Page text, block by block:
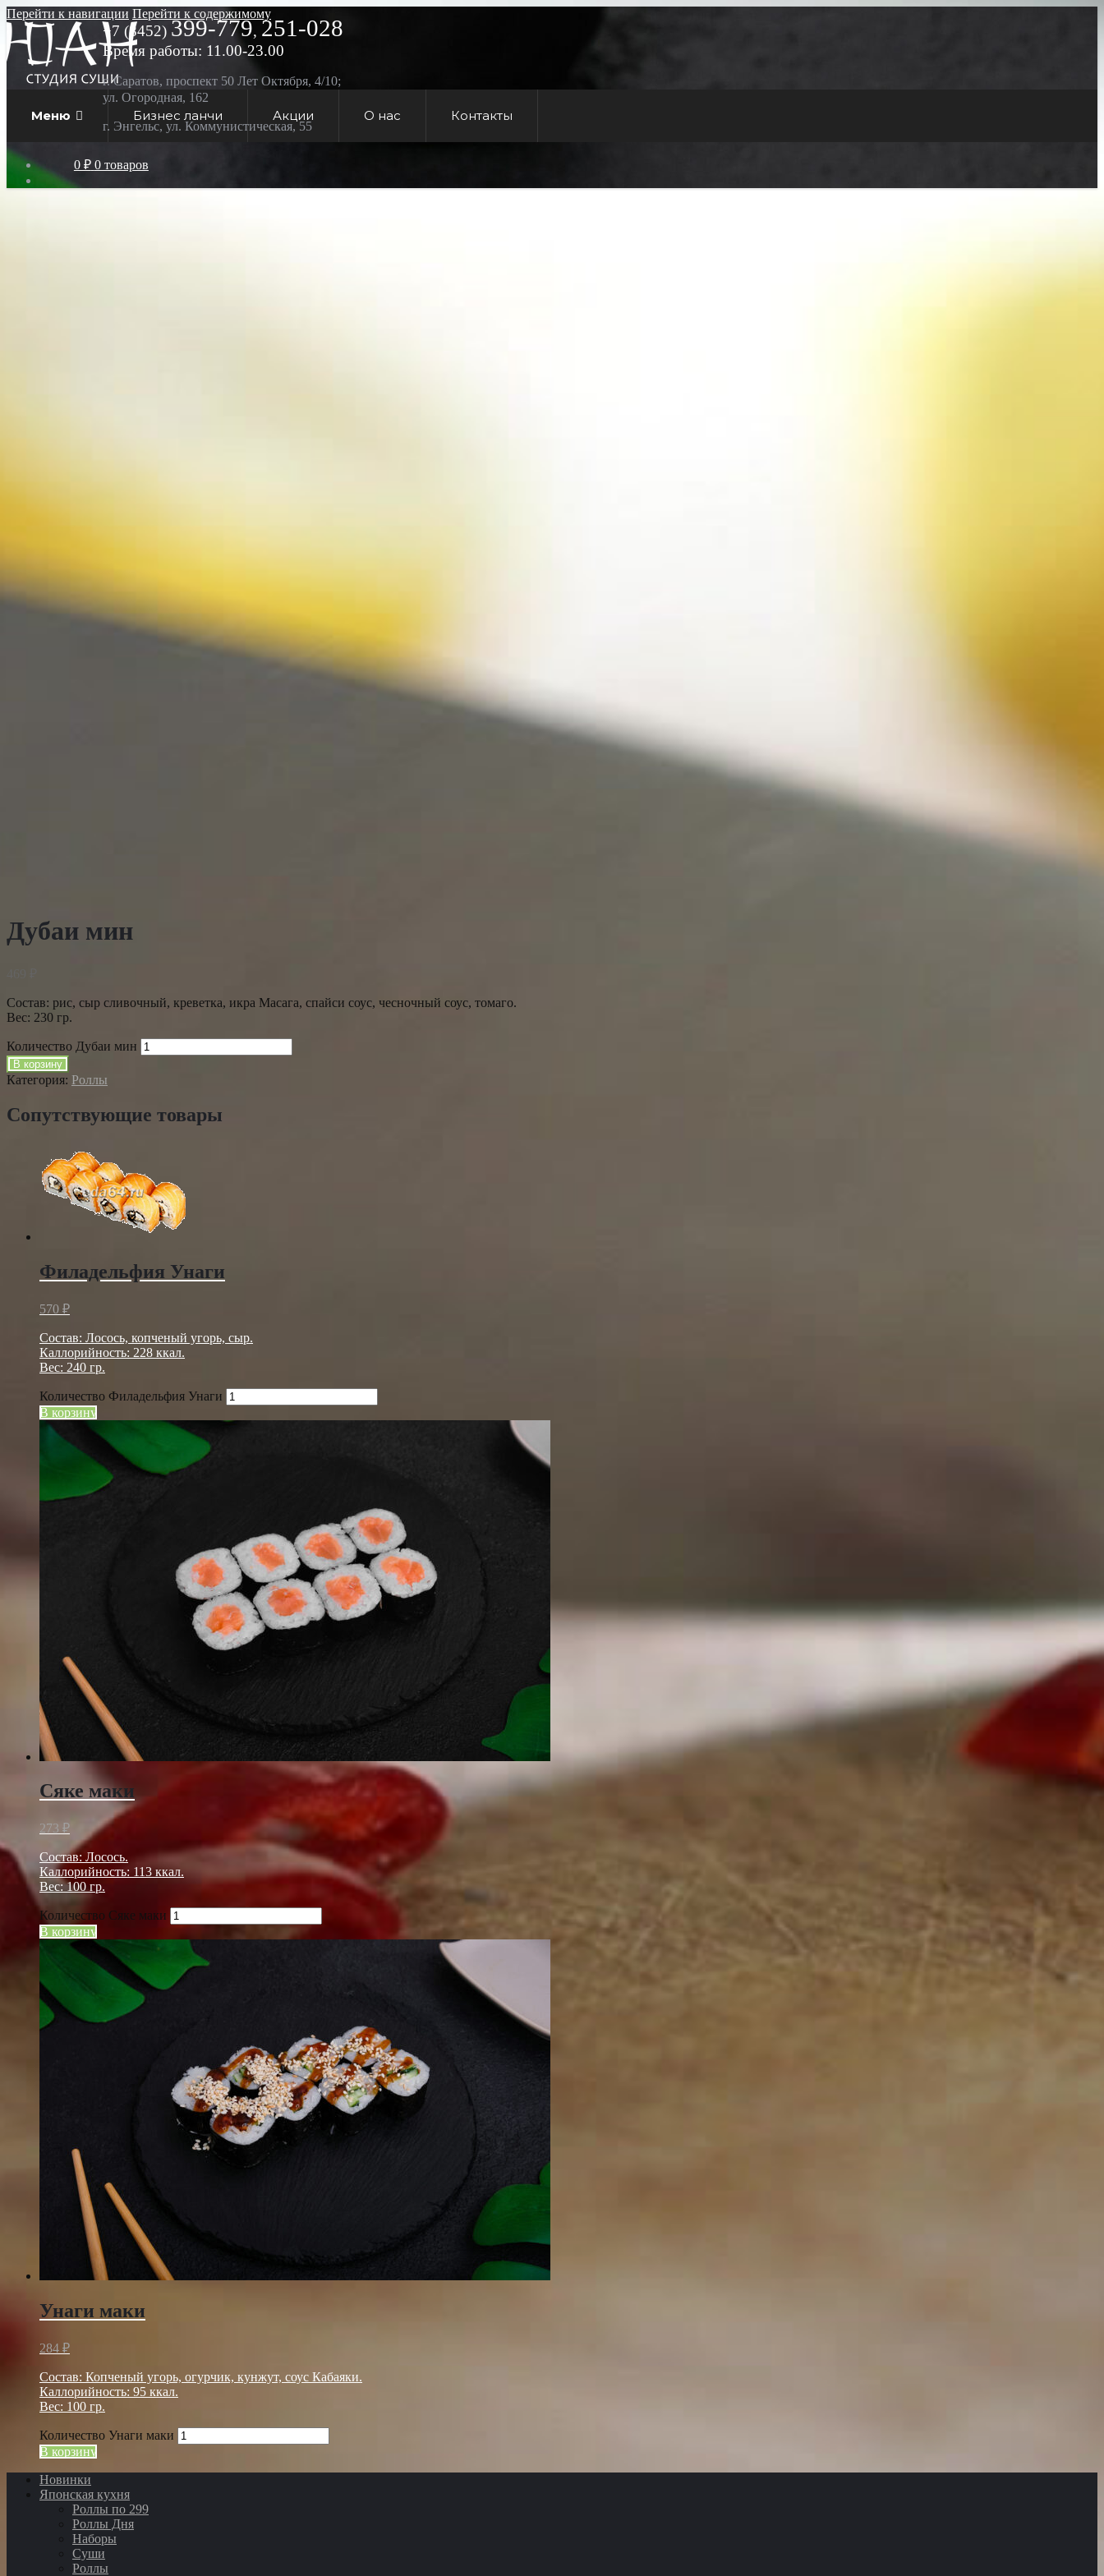
Перейти к навигации Перейти к содержимому
Меню Бизнес ланчи Акции О нас Контакты
0 ₽ 0 товаров
+7 (8452) 399-779, 251-028
Время работы: 11.00-23.00
г. Саратов, проспект 50 Лет Октября, 4/10;
ул. Огородная, 162
г. Энгельс, ул. Коммунистическая, 55
Дубаи мин
Состав: рис, сыр сливочный, креветка, икра Масага, спайси соус, чесночный соус, томаго.
Вес: 230 гр.
Количество Дубаи мин
В корзину
Категория: Роллы
Сопутствующие товары
Филадельфия Унаги
570 ₽
Состав: Лосось, копченый угорь, сыр.
Каллорийность: 228 ккал.
Вес: 240 гр.
Количество Филадельфия Унаги
В корзину
Сяке маки
273 ₽
Состав: Лосось.
Каллорийность: 113 ккал.
Вес: 100 гр.
Количество Сяке маки
В корзину
Унаги маки
284 ₽
Состав: Копченый угорь, огурчик, кунжут, соус Кабаяки.
Каллорийность: 95 ккал.
Вес: 100 гр.
Количество Унаги маки
В корзину
Новинки
Японская кухня
Роллы по 299
Роллы Дня
Наборы
Суши
Роллы